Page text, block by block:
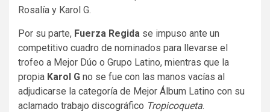
Rosalía y Karol G.
Por su parte, Fuerza Regida se impuso ante un
competitivo cuadro de nominados para llevarse el
trofeo a Mejor Dúo o Grupo Latino, mientras que la
propia Karol G no se fue con las manos vacías al
adjudicarse la categoría de Mejor Álbum Latino con su
aclamado trabajo discográfico Tropicoqueta.